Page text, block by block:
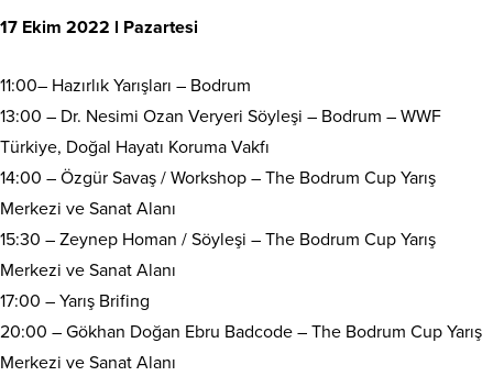
17 Ekim 2022 l Pazartesi
11:00– Hazırlık Yarışları – Bodrum
13:00 – Dr. Nesimi Ozan Veryeri Söyleşi – Bodrum – WWF
Türkiye, Doğal Hayatı Koruma Vakfı
14:00 – Özgür Savaş / Workshop – The Bodrum Cup Yarış
Merkezi ve Sanat Alanı
15:30 – Zeynep Homan / Söyleşi – The Bodrum Cup Yarış
Merkezi ve Sanat Alanı
17:00 – Yarış Brifing
20:00 – Gökhan Doğan Ebru Badcode – The Bodrum Cup Yarış
Merkezi ve Sanat Alanı